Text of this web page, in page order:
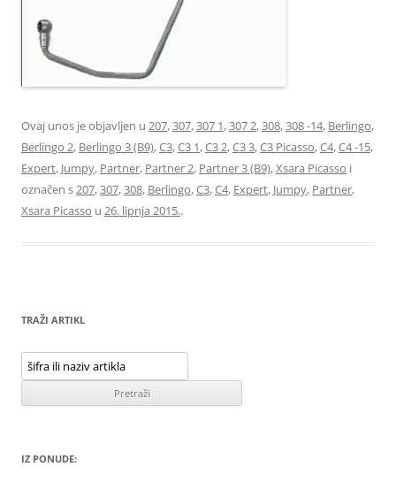
Ovaj unos je objavljen u 207,307,307 1,307 2,308,308 -14, Berlingo,
Berlingo 2, Berlingo 3 (B9),C3,C3 1,C3 2,C3 3,C3 Picasso,C4,C4 -15,
Expert, Jumpy, Partner, Partner 2, Partner 3 (B9),Xsara Picasso i
označen s 207,307,308, Berlingo,C3,C4, Expert, Jumpy, Partner,
Xsara Picasso u 26. lipnja 2015..
TRAŽI ARTIKL
IZ PONUDE: